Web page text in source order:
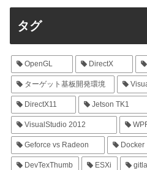
タグ
OpenGL DirectX
ターゲット基板開発環境
DirectX11 Jetson TK1
VisualStudio 2012
Geforce vs Radeon Docker
DevTexThumb ESXi